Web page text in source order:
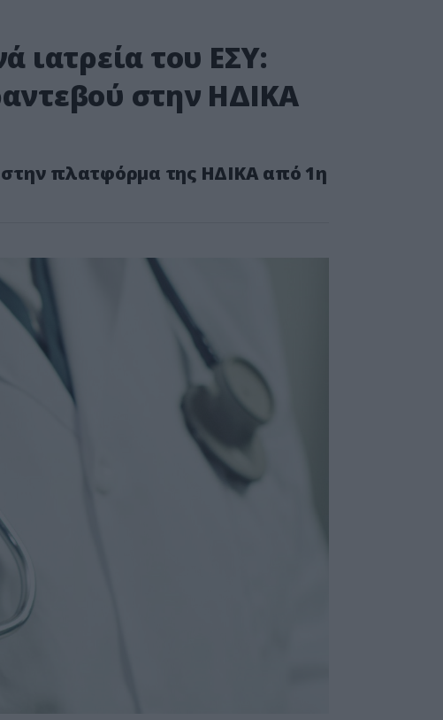
ιατρεία του ΕΣΥ:
στην ΗΔΙΚΑ
πλατφόρμα της ΗΔΙΚΑ από 1η